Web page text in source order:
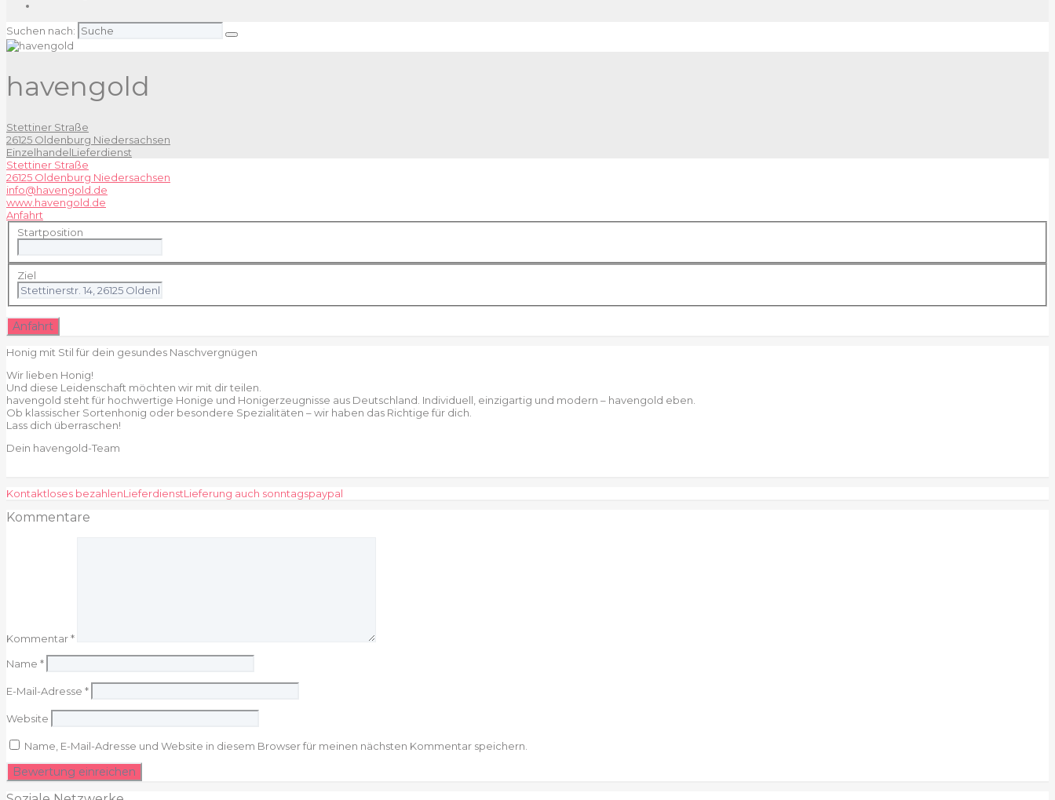
Suchen nach:
havengold
Stettiner Straße
26125 Oldenburg Niedersachsen
EinzelhandelLieferdienst
Stettiner Straße
26125 Oldenburg Niedersachsen
info@havengold.de
www.havengold.de
Anfahrt
Startposition
Ziel
Honig mit Stil für dein gesundes Naschvergnügen
Wir lieben Honig!
Und diese Leidenschaft möchten wir mit dir teilen.
havengold steht für hochwertige Honige und Honigerzeugnisse aus Deutschland. Individuell, einzigartig und modern – havengold eben.
Ob klassischer Sortenhonig oder besondere Spezialitäten – wir haben das Richtige für dich.
Lass dich überraschen!
Dein havengold-Team
Kontaktloses bezahlenLieferdienstLieferung auch sonntagspaypal
Kommentare
Kommentar*
Name *
E-Mail-Adresse *
Website
Name, E-Mail-Adresse und Website in diesem Browser für meinen nächsten Kommentar speichern.